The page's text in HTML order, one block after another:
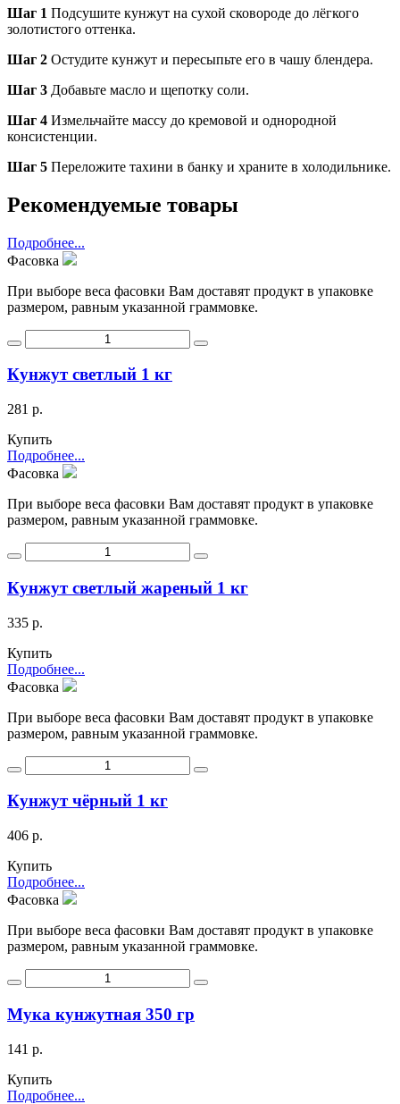
Шаг 1 Подсушите кунжут на сухой сковороде до лёгкого
золотистого оттенка.
Шаг 2 Остудите кунжут и пересыпьте его в чашу блендера.
Шаг 3 Добавьте масло и щепотку соли.
Шаг 4 Измельчайте массу до кремовой и однородной
консистенции.
Шаг 5 Переложите тахини в банку и храните в холодильнике.
Рекомендуемые товары
Подробнее...
Фасовка
При выборе веса фасовки Вам доставят продукт в упаковке
размером, равным указанной граммовке.
Кунжут светлый 1 кг
281 р.
Купить
Подробнее...
Фасовка
При выборе веса фасовки Вам доставят продукт в упаковке
размером, равным указанной граммовке.
Кунжут светлый жареный 1 кг
335 р.
Купить
Подробнее...
Фасовка
При выборе веса фасовки Вам доставят продукт в упаковке
размером, равным указанной граммовке.
Кунжут чёрный 1 кг
406 р.
Купить
Подробнее...
Фасовка
При выборе веса фасовки Вам доставят продукт в упаковке
размером, равным указанной граммовке.
Мука кунжутная 350 гр
141 р.
Купить
Подробнее...